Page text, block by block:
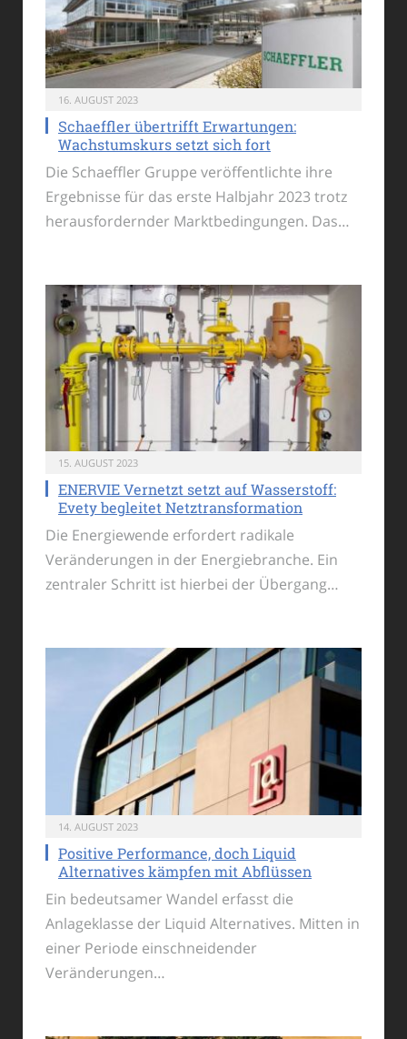
16. AUGUST 2023
Schaeffler übertrifft Erwartungen:
Wachstumskurs setzt sich fort
Die Schaeffler Gruppe veröffentlichte ihre
Ergebnisse für das erste Halbjahr 2023 trotz
herausfordernder Marktbedingungen. Das…
15. AUGUST 2023
ENERVIE Vernetzt setzt auf Wasserstoff:
Evety begleitet Netztransformation
Die Energiewende erfordert radikale
Veränderungen in der Energiebranche. Ein
zentraler Schritt ist hierbei der Übergang…
14. AUGUST 2023
Positive Performance, doch Liquid
Alternatives kämpfen mit Abflüssen
Ein bedeutsamer Wandel erfasst die
Anlageklasse der Liquid Alternatives. Mitten in
einer Periode einschneidender
Veränderungen…